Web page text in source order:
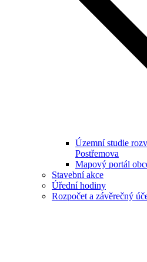
Územní studie
Postřemova
Mapový portál
Stavební akce
Úřední hodiny
Rozpočet a závěrečný